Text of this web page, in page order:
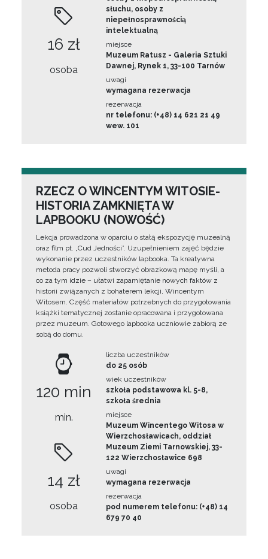
16 zł
osoba
słuchu, osoby z
niepełnosprawnością
intelektualną
miejsce
Muzeum Ratusz - Galeria Sztuki
Dawnej, Rynek 1, 33-100 Tarnów
uwagi
wymagana rezerwacja
rezerwacja
nr telefonu: (+48) 14 621 21 49
wew. 101
RZECZ O WINCENTYM WITOSIE-
HISTORIA ZAMKNIĘTA W
LAPBOOKU (NOWOŚĆ)
Lekcja prowadzona w oparciu o stałą ekspozycję muzealną
oraz film pt. „Cud Jedności”. Uzupełnieniem zajęć będzie
wykonanie przez uczestników lapbooka. Ta kreatywna
metoda pracy pozwoli stworzyć obrazkową mapę myśli, a
co za tym idzie – ułatwi zapamiętanie nowych faktów z
historii związanych z bohaterem lekcji, Wincentym
Witosem. Część materiałów potrzebnych do przygotowania
książki tematycznej zostanie opracowana i przygotowana
przez muzeum. Gotowego lapbooka uczniowie zabiorą ze
sobą do domu.
120 min
min.
14 zł
osoba
liczba uczestników
do 25 osób
wiek uczestników
szkoła podstawowa kl. 5-8,
szkoła średnia
miejsce
Muzeum Wincentego Witosa w
Wierzchosławicach, oddział
Muzeum Ziemi Tarnowskiej, 33-
122 Wierzchosławice 698
uwagi
wymagana rezerwacja
rezerwacja
pod numerem telefonu: (+48) 14
679 70 40